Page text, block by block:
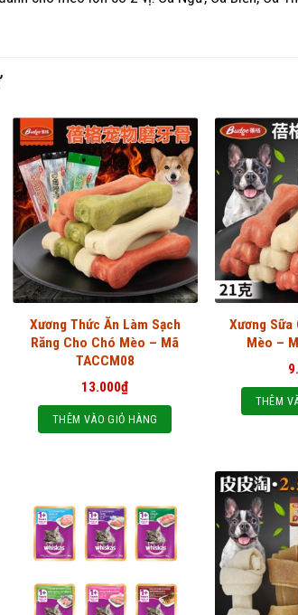
Xương Thức Ăn Làm Sạch
Răng Cho Chó Mèo – Mã
TACCM08
13.000₫
THÊM VÀO GIỎ HÀNG
Xương Sữa
Mèo –
THÊM